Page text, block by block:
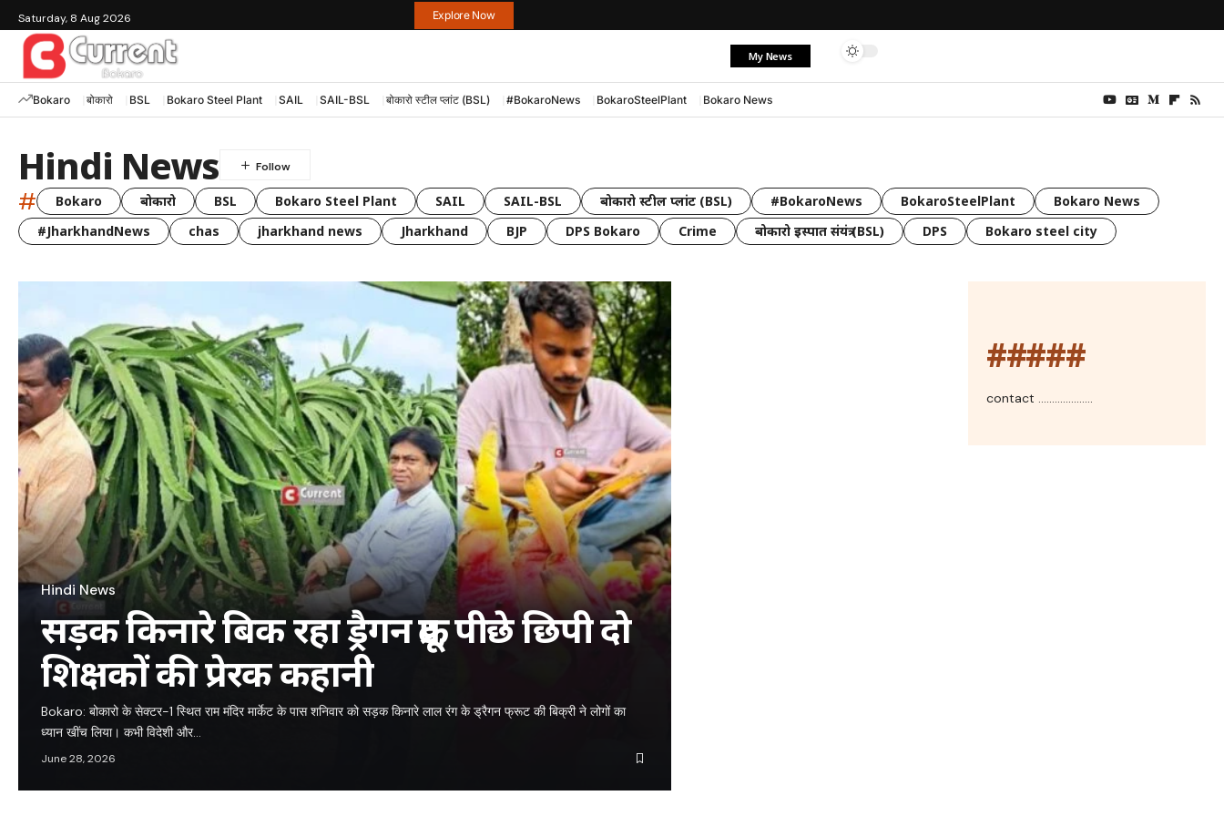
Saturday, 8 Aug 2026 Explore Now
My News
Bokaro बोकारो BSL Bokaro Steel Plant SAIL SAIL-BSL बोकारो स्टील प्लांट (BSL) #BokaroNews BokaroSteelPlant Bokaro News
Hindi News
# Bokaro बोकारो BSL Bokaro Steel Plant SAIL SAIL-BSL बोकारो स्टील प्लांट (BSL) #BokaroNews BokaroSteelPlant
Bokaro News
#JharkhandNews
chas jharkhand news Jharkhand BJP DPS Bokaro Crime बोकारो इस्पात संयंत्र (BSL) DPS Bokaro steel city
Hindi News
सड़क किनारे बिक रहा ड्रैगन फ्रूट, पीछे छिपी दो
शिक्षकों की प्रेरक कहानी
Bokaro: बोकारो के सेक्टर-1 स्थित राम मंदिर मार्केट के पास शनिवार को सड़क किनारे लाल रंग के ड्रैगन फ्रूट की बिक्री ने लोगों का
ध्यान खींच लिया। कभी विदेशी और…
June 28, 2026
#####
contact ....................